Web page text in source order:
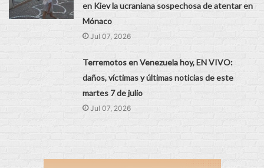
en Kiev la ucraniana sospechosa de atentar en
Mónaco
Jul 07, 2026
Terremotos en Venezuela hoy, EN VIVO:
daños, víctimas y últimas noticias de este
martes 7 de julio
Jul 07, 2026